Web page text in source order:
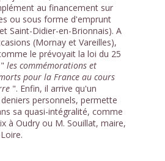
au financement sur
ou sous forme d'emprunt
Saint-Didier-en-Brionnais). A
(Mornay et Vareilles),
le prévoyait la loi du 25
les commémorations et
pour la France au cours
". Enfin, il arrive qu'un
personnels, permette
sa quasi-intégralité, comme
à Oudry ou M. Souillat, maire,